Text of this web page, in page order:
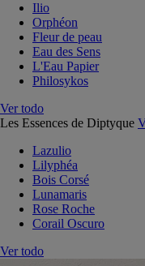
Ilio
Orphéon
Fleur de peau
Eau des Sens
L'Eau Papier
Philosykos
Ver todo
Les Essences de Diptyque
Lazulio
Lilyphéa
Bois Corsé
Lunamaris
Rose Roche
Corail Oscuro
Ver todo